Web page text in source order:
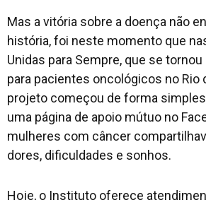
Mas a vitória sobre a doença não
história, foi neste momento que
Unidas para Sempre, que se
para pacientes oncológicos no Rio
projeto começou de forma
uma página de apoio mútuo no
mulheres com câncer
dores, dificuldades e sonhos.
Hoje, o Instituto oferece